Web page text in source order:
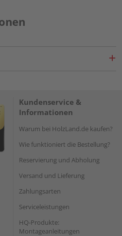
Kundenservice &
Informationen
Warum bei HolzLand.de kaufen?
Wie funktioniert die Bestellung?
Reservierung und Abholung
Versand und Lieferung
Zahlungsarten
Serviceleistungen
HQ-Produkte:
Montageanleitungen